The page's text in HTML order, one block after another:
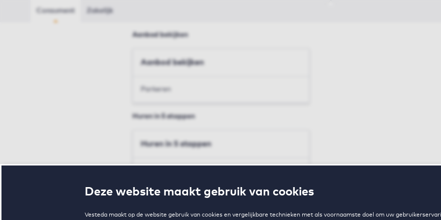
Deze website maakt gebruik van cookies
Vesteda maakt op de website gebruik van cookies en vergelijkbare technieken met als voornaamste doel om uw
Consument Zakelijk
Aanbod bekijken
Aanbod bekijken
Parkeren
Huren in 5 stappen
Huren in 5 stappen
Voorwaarden en toewijzing